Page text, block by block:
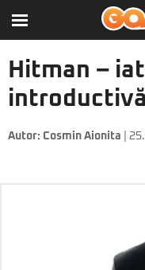
Hitman –
Autor: Cosmin Aionita |